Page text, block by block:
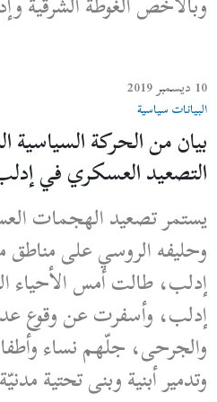
10 ديسمبر 2019
البيانات سياسية
بيان من الحركة السياسية
التصعيد العسكري في إدلب
يستمر تصعيد الهجمات
وحليفه الروسي على مناطق
إدلب، طالت أمس الأحياء
إدلب، وأسفرت عن وقوع
والجرحى، جلّهم نساء
وتدمير أبنية وبنى تحتية مدنيّة.